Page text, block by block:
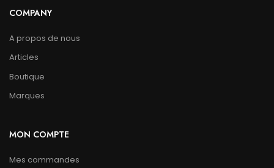
COMPANY
A propos de nous
Articles
Boutique
Marques
MON COMPTE
Mes commandes